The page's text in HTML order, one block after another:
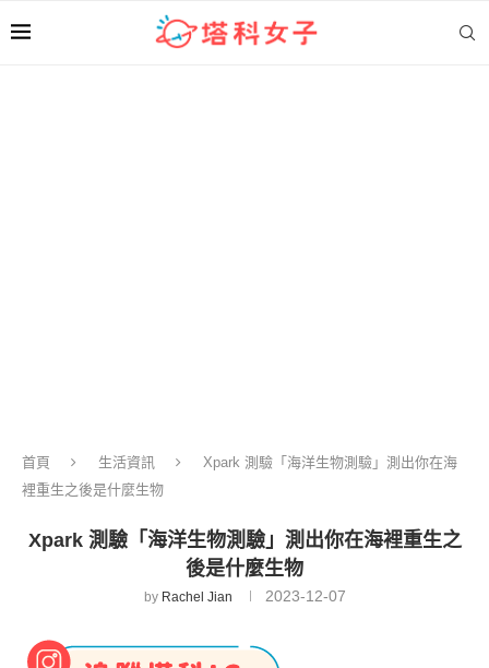
首頁 生活資訊
Xpark 測驗「海洋生物測驗」測出你在海
裡重生之後是什麼生物
Xpark 測驗「海洋生物測驗」測出你在海裡重生之
後是什麼生物
by Rachel Jian 2023-12-07